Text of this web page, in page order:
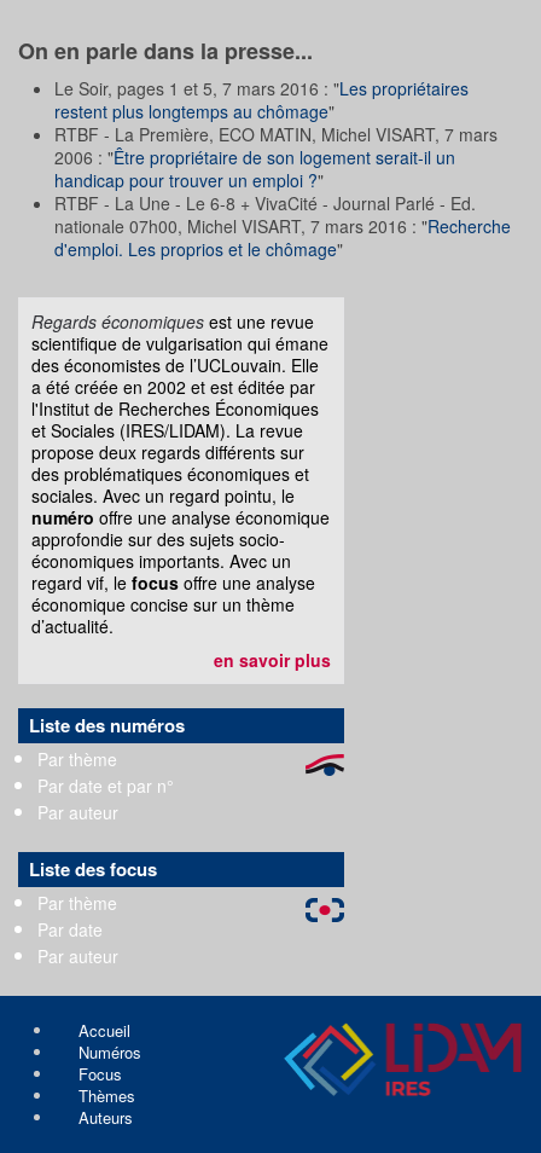
On en parle dans la presse...
Le Soir, pages 1 et 5, 7 mars 2016 : "Les propriétaires
restent plus longtemps au chômage"
RTBF - La Première, ECO MATIN, Michel VISART, 7 mars
2006 : "Être propriétaire de son logement serait-il un
handicap pour trouver un emploi ?"
RTBF - La Une - Le 6-8 + VivaCité - Journal Parlé - Ed.
nationale 07h00, Michel VISART, 7 mars 2016 : "Recherche
d'emploi. Les proprios et le chômage"
Regards économiques est une revue
scientifique de vulgarisation qui émane
des économistes de l’UCLouvain. Elle
a été créée en 2002 et est éditée par
l'Institut de Recherches Économiques
et Sociales (IRES/LIDAM). La revue
propose deux regards différents sur
des problématiques économiques et
sociales. Avec un regard pointu, le
numéro offre une analyse économique
approfondie sur des sujets socio-
économiques importants. Avec un
regard vif, le focus offre une analyse
économique concise sur un thème
d’actualité.
en savoir plus
Liste des numéros
Par thème
Par date et par n°
Par auteur
Liste des focus
Par thème
Par date
Par auteur
Accueil
Numéros
Focus
Thèmes
Auteurs